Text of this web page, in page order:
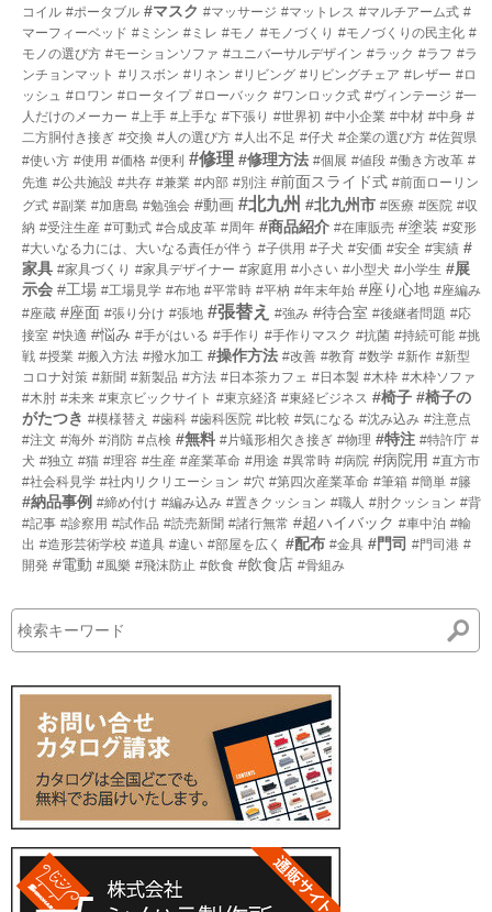
コイル #ポータブル #マスク #マッサージ #マットレス #マルチアーム式 #
マーフィーベッド #ミシン #ミレ #モノ #モノづくり #モノづくりの民主化 #
モノの選び方 #モーションソファ #ユニバーサルデザイン #ラック #ラフ #ラ
ンチョンマット #リスボン #リネン #リビング #リビングチェア #レザー #ロ
ッシュ #ロワン #ロータイプ #ローバック #ワンロック式 #ヴィンテージ #一
人だけのメーカー #上手 #上手な #下張り #世界初 #中小企業 #中材 #中身 #
二方胴付き接ぎ #交換 #人の選び方 #人出不足 #仔犬 #企業の選び方 #佐賀県
#使い方 #使用 #価格 #便利 #修理 #修理方法 #個展 #値段 #働き方改革 #
先進 #公共施設 #共存 #兼業 #内部 #別注 #前面スライド式 #前面ローリン
グ式 #副業 #加唐島 #勉強会 #動画 #北九州 #北九州市 #医療 #医院 #収
納 #受注生産 #可動式 #合成皮革 #周年 #商品紹介 #在庫販売 #塗装 #変形
#大いなる力には、大いなる責任が伴う #子供用 #子犬 #安価 #安全 #実績 #
家具 #家具づくり #家具デザイナー #家庭用 #小さい #小型犬 #小学生 #展
示会 #工場 #工場見学 #布地 #平常時 #平枘 #年末年始 #座り心地 #座編み
#座蔵 #座面 #張り分け #張地 #張替え #強み #待合室 #後継者問題 #応
接室 #快適 #悩み #手がはいる #手作り #手作りマスク #抗菌 #持続可能 #挑
戦 #授業 #搬入方法 #撥水加工 #操作方法 #改善 #教育 #数学 #新作 #新型
コロナ対策 #新聞 #新製品 #方法 #日本茶カフェ #日本製 #木枠 #木枠ソファ
#木肘 #未来 #東京ビックサイト #東京経済 #東経ビジネス #椅子 #椅子の
がたつき #模様替え #歯科 #歯科医院 #比較 #気になる #沈み込み #注意点
#注文 #海外 #消防 #点検 #無料 #片蟻形相欠き接ぎ #物理 #特注 #特許庁 #
犬 #独立 #猫 #理容 #生産 #産業革命 #用途 #異常時 #病院 #病院用 #直方市
#社会科見学 #社内リクリエーション #穴 #第四次産業革命 #筆箱 #簡単 #籐
#納品事例 #締め付け #編み込み #置きクッション #職人 #肘クッション #背
#記事 #診察用 #試作品 #読売新聞 #諸行無常 #超ハイバック #車中泊 #輸
出 #造形芸術学校 #道具 #違い #部屋を広く #配布 #金具 #門司 #門司港 #
開発 #電動 #風樂 #飛沫防止 #飲食 #飲食店 #骨組み